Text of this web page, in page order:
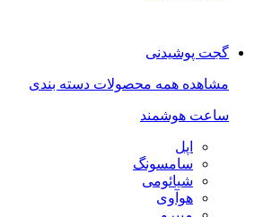
گجت پوشیدنی
مشاهده همه محصولات دسته بندی
ساعت هوشمند
اپل
سامسونگ
شیائومی
هوآوی